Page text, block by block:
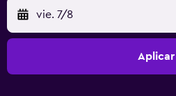
vie. 7/8
Aplicar